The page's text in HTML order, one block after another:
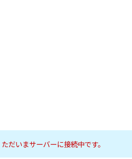
ただいまサーバーに接続中です。